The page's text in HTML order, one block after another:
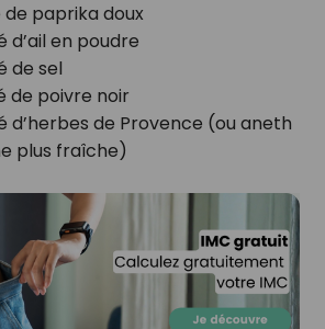
de paprika doux
d’ail en poudre
de sel
de poivre noir
d’herbes de Provence (ou aneth
plus fraîche)